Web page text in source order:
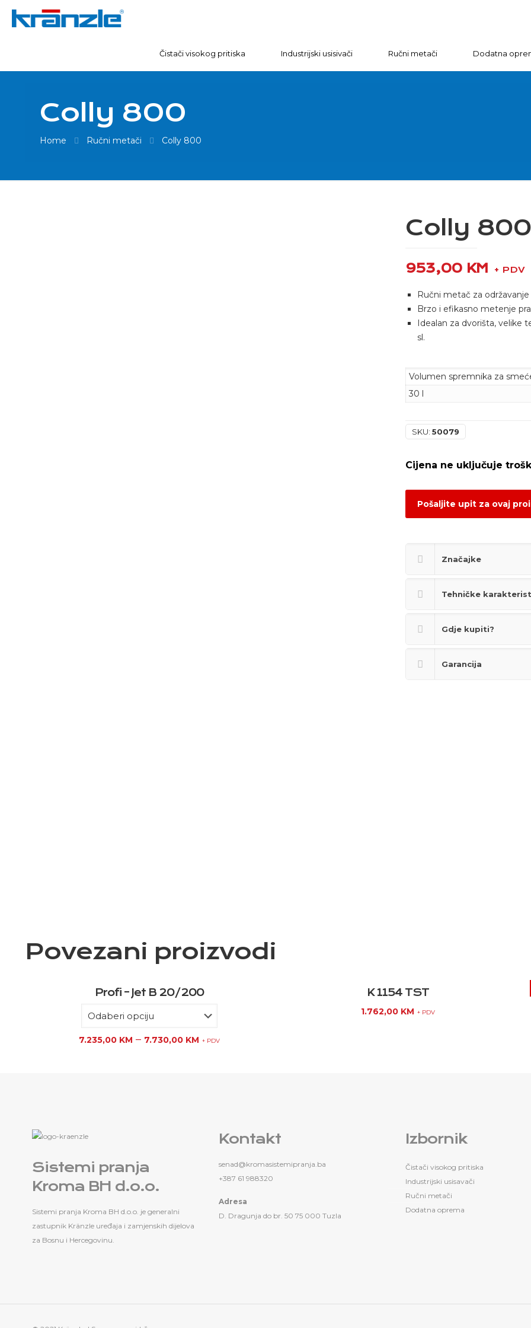
Čistači visokog pritiska Industrijski usisivači Ručni metači Dodatna
Colly 800
Home Ručni metači Colly 800
Colly 800
953,00 KM + PDV
Ručni metač za
Brzo i efikasno metenje
Idealan za dvorišta, velike
sl.
Volumen spremnika za
30 l
SKU: 50079
Pošaljite upit za ovaj
Značajke
Tehničke
Gdje kupiti?
Garancija
Povezani proizvodi
Profi – Jet B 20/200
7.235,00 KM – 7.730,00 KM + PDV
K 1154 TST
1.762,00 KM + PDV
Sistemi pranja
Kroma BH d.o.o.
Sistemi pranja Kroma BH d.o.o. je generalni
zastupnik Kränzle uređaja i zamjenskih dijelova
za Bosnu i Hercegovinu.
Kontakt
senad@kromasistemipranja.ba
+387 61 988320
Adresa
D. Dragunja do br. 50 75 000 Tuzla
Izbornik
Čistači visokog pritiska
Industrijski usisavači
Ručni metači
Dodatna oprema